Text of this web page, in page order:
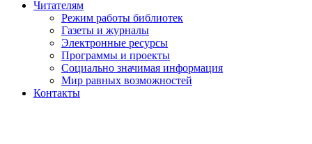
Читателям
Режим работы библиотек
Газеты и журналы
Электронные ресурсы
Программы и проекты
Социально значимая информация
Мир равных возможностей
Контакты